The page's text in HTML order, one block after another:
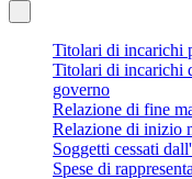
Titolari di incarichi
Titolari di incarichi
governo
Relazione di fine
Relazione di inizio
Soggetti cessati
Spese di